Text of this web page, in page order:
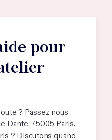
pour
? Passez nous
Dante, 75005 Paris.
? Discutons quand